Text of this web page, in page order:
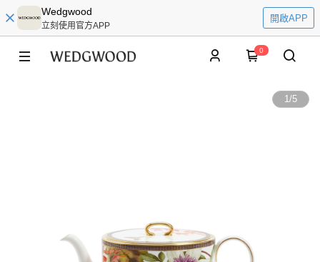
Wedgwood
立刻使用官方APP
開啟APP
0
1/5